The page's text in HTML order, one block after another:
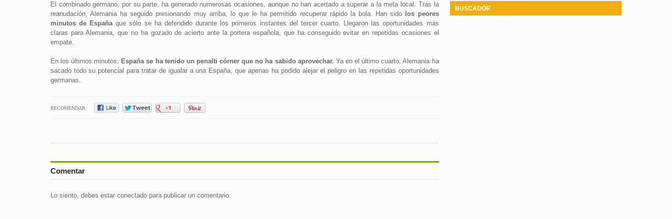
El combinado germano, por su parte, ha generado numerosas ocasiones, aunque no han acertado a superar a la meta local. Tras la
reanudación, Alemania ha seguido presionando muy arriba, lo que le ha permitido recuperar rápido la bola. Han sido
los peores
minutos de Españaque sólo se ha defendido durante los primeros instantes del tercer cuarto. Llegaron las oportunidades más
claras para Alemania, que no ha gozado de acierto ante la portera española, que ha conseguido evitar en repetidas ocasiones el
empate.
En los últimos minutos, España se ha tenido un penalti córner que no ha sabido aprovechar. Ya en el último cuarto, Alemania ha
sacado todo su potencial para tratar de igualar a una España, que apenas ha podido alejar el peligro en las repetidas oportunidades
germanas.
RECOMENDAR
Comentar
Lo siento, debes estar conectadopara publicar un comentario.
BUSCADOR